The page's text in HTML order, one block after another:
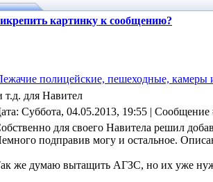
картинку к сообщению?
полицейские, пешеходные, камеры
для Навител
Суббота, 04.05.2013, 19:55 | Сообщение
для своего Навитела решил
подправив могу и остальное.
же думаю вытащить АГЗС, но их уже